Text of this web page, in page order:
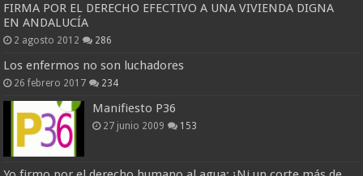
FIRMA POR EL DERECHO EFECTIVO A UNA VIVIENDA DIGNA
EN ANDALUCÍA
2 agosto 2012 286
Los enfermos no son luchadores
26 febrero 2017 234
Manifiesto P36
27 junio 2009 153